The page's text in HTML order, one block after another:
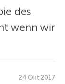
des
wenn wir
24 Okt 2017